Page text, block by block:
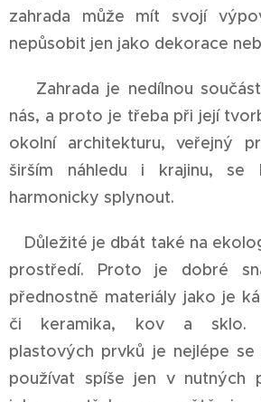
zahrada může mít svojí
nepůsobit jen jako dekorace
Zahrada je nedílnou
nás, a proto je třeba při její
okolní architekturu, veřejný
širším náhledu i krajinu, se
harmonicky splynout.
Důležité je dbát také na
prostředí. Proto je dobré
přednostně materiály jako je
či keramika, kov a sklo.
plastových prvků je nejlépe
používat spíše jen v nutných